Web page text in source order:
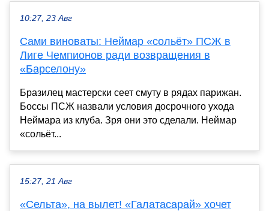
10:27, 23 Авг
Сами виноваты: Неймар «сольёт» ПСЖ в
Лиге Чемпионов ради возвращения в
«Барселону»
Бразилец мастерски сеет смуту в рядах парижан.
Боссы ПСЖ назвали условия досрочного ухода
Неймара из клуба. Зря они это сделали. Неймар
«сольёт...
15:27, 21 Авг
«Сельта», на вылет! «Галатасарай» хочет